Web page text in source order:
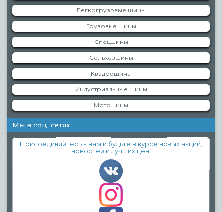
Легкогрузовые шины
Грузовые шины
Спецшины
Сельхозшины
Квадрошины
Индустриальные шины
Мотошины
Мы в соц. сетях
Присоединяйтесь к нам и будьте в курсе новых акций,
новостей и лучших цен!